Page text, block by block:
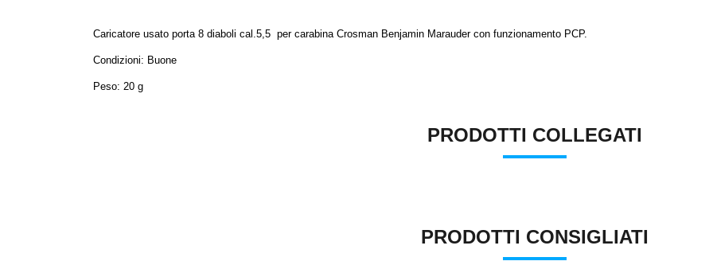
Caricatore usato porta 8 diaboli cal.5,5 per carabina Crosman Benjamin Marauder con funzionamento PCP.
Condizioni: Buone
Peso: 20 g
PRODOTTI COLLEGATI
PRODOTTI CONSIGLIATI